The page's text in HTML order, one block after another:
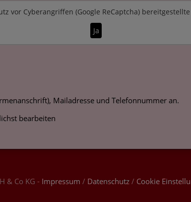
vor Cyberangriffen (Google ReCaptcha)bereitgestellte
Ja
Mailadresse und Telefonnummer an.
bearbeiten
& Co KG - Impressum / Datenschutz / Cookie